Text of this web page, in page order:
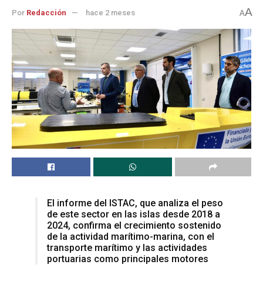
Por Redacción hace 2 meses AA
El informe del ISTAC, que analiza el peso
de este sector en las islas desde 2018 a
2024, confirma el crecimiento sostenido
de la actividad marítimo-marina, con el
transporte marítimo y las actividades
portuarias como principales motores